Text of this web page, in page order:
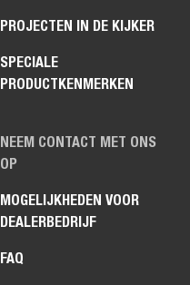
PROJECTEN IN DE KIJKER
SPECIALE
PRODUCTKENMERKEN
NEEM CONTACT MET ONS
OP
MOGELIJKHEDEN VOOR
DEALERBEDRIJF
FAQ